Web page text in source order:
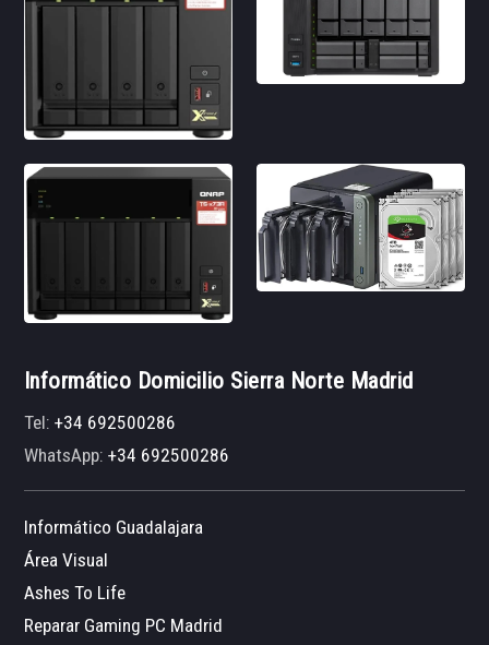
Informático Domicilio Sierra Norte Madrid
Tel:+34 692500286
WhatsApp:+34 692500286
Informático Guadalajara
Área Visual
Ashes To Life
Reparar Gaming PC Madrid